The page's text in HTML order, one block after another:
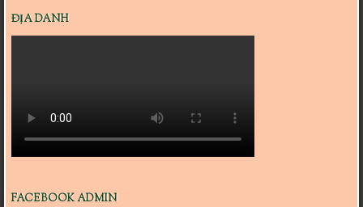
ĐỊA DANH
FACEBOOK ADMIN